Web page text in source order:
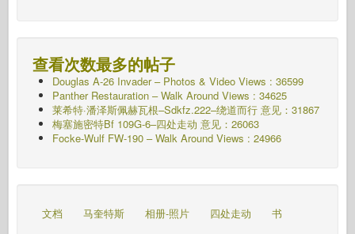
查看次数最多的帖子
Douglas A-26 Invader – Photos & Video Views : 36599
Panther Restauration – Walk Around Views : 34625
莱希特·潘泽斯佩赫瓦根–Sdkfz.222–绕道而行 意见：31867
梅塞施密特Bf 109G-6–四处走动 意见：26063
Focke-Wulf FW-190 – Walk Around Views : 24966
文档 马奎特斯 相册-照片 四处走动
书